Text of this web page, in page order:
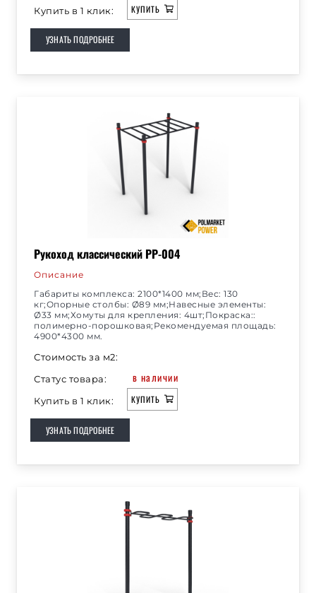
Купить в 1 клик: КУПИТЬ
УЗНАТЬ ПОДРОБНЕЕ
Рукоход классический РР-004
Описание
Габариты комплекса: 2100*1400 мм;Вес: 130
кг;Опорные столбы: Ø89 мм;Навесные элементы:
Ø33 мм;Хомуты для крепления: 4шт;Покраска::
полимерно-порошковая;Рекомендуемая площадь:
4900*4300 мм.
Стоимость за м2:
Статус товара:
в наличии
Купить в 1 клик: КУПИТЬ
УЗНАТЬ ПОДРОБНЕЕ